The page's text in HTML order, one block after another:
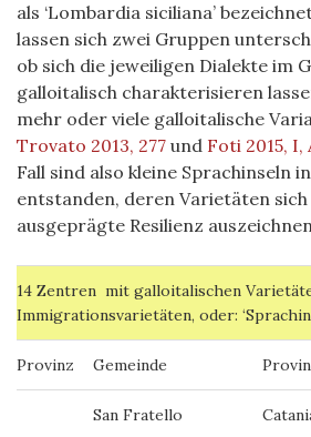
als ‘Lombardia siciliana’
lassen sich zwei Gruppen
ob sich die jeweiligen Dialekte im
galloitalisch charakterisieren
mehr oder viele galloitalische
Trovato 2013, 277 und Foti 2015, I,
Fall sind also kleine Sprachinseln
entstanden, deren Varietäten
ausgeprägte Resilienz
14 Zentren mit galloitalischen
Immigrationsvarietäten, oder:
Provinz Gemeinde
San Fratello